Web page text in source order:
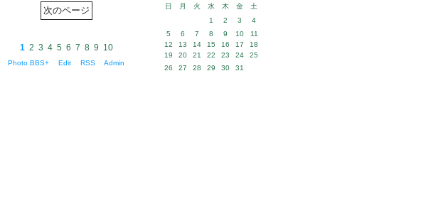
1 2 3 4 5 6 7 8 9 10
Photo BBS+ Edit RSS Admin
日 月 火 水 木 金
土
1
2 3
4
5
6 7 8 9 10
11
12
13 14 15 16 17
18
19
20 21 22 23 24
25
26
27 28 29 30 31